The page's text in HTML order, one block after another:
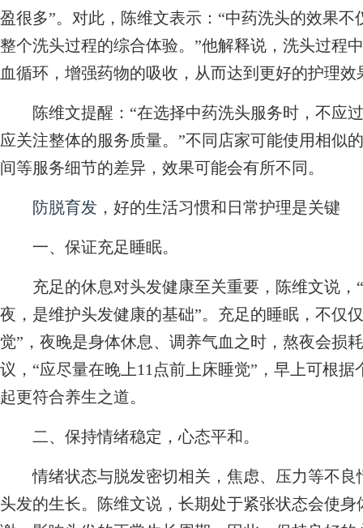
盈很多”。对此，陈维文表示：“中药洗头的效果
整个洗头过程的综合体验。”他解释说，洗头过程
血循环，增强药物的吸收，从而达到更好的护理效
陈维文提醒：“在选择中药洗头服务时，不应
应关注整体的服务质量。”不同店家可能使用相似
间等服务细节的差异，效果可能会有所不同。
防脱育发 ，好的生活习惯和日常护理是关键
一、保证充足睡眠。
充足的休息对头发健康至关重要，陈维文说，
夜，是维护头发健康的基础”。充足的睡眠，不仅
觉”，夜晚是身体休息、调养气血之时，熬夜会损
议，“应尽量在晚上11点前上床睡觉”，早上可根
起更符合养生之道。
二、保持情绪稳定，心态平和。
情绪状态与脱发密切相关，焦虑、压力等不良
头发的生长。陈维文说，长期处于紧张状态会使